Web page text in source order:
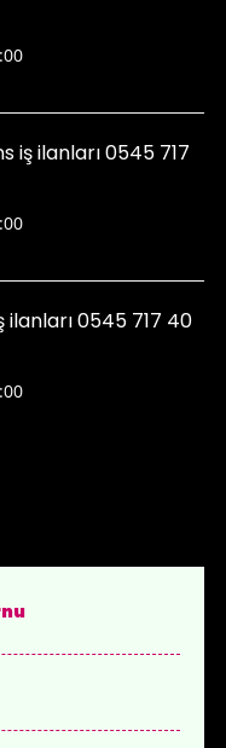
iş ilanları 0545 717
ilanları 0545 717 40